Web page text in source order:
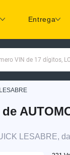
Entrega
VIN de 17 dígitos,
LESABRE,